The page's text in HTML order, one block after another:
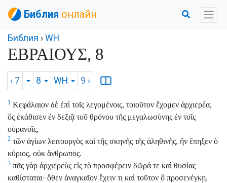
Библия онлайн
Библия › WH
ΕΒΡΑΙΟΥΣ, 8
‹ 7 8 WH 9 ›
1 Κεφάλαιον δὲ ἐπὶ τοῖς λεγομένοις, τοιοῦτον ἔχομεν ἀρχιερέα,
ὃς ἐκάθισεν ἐν δεξιᾷ τοῦ θρόνου τῆς μεγαλωσύνης ἐν τοῖς
οὐρανοῖς,
2 τῶν ἁγίων λειτουργὸς καὶ τῆς σκηνῆς τῆς ἀληθινῆς, ἣν ἔπηξεν ὁ
κύριος, οὐκ ἄνθρωπος.
3 πᾶς γὰρ ἀρχιερεὺς εἰς τὸ προσφέρειν δῶρά τε καὶ θυσίας
καθίσταται· ὅθεν ἀναγκαῖον ἔχειν τι καὶ τοῦτον ὃ προσενέγκῃ.